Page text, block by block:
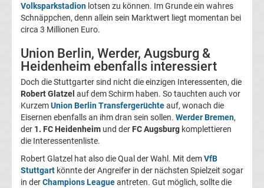
05
Transfergerüchte
Alemannia
Aachen
Transfergerüchte
Arminia
Volksparkstadion lotsen zu können. Im Grunde ein wahres
Schnäppchen, denn allein sein Marktwert liegt momentan bei
circa 3 Millionen Euro.
Union Berlin, Werder, Augsburg &
Heidenheim ebenfalls interessiert
Doch die Stuttgarter sind nicht die einzigen Interessenten, die
Robert Glatzel auf dem Schirm haben. So tauchten auch vor
KurzemUnion Berlin Transfergerüchteauf, wonach die
Eisernen ebenfalls an ihm dran sein sollen. Werder Bremen,
der 1. FC Heidenheim und der FC Augsburg komplettieren
die Interessentenliste.
Robert Glatzel hat also die Qual der Wahl. Mit demVfB
Stuttgart könnte der Angreifer in der nächsten Spielzeit sogar
in derChampions Leagueantreten. Gut möglich, sollte die